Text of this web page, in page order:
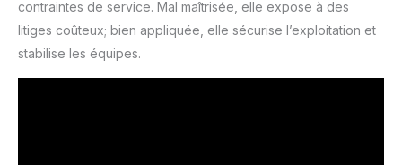
contraintes de service. Mal maîtrisée, elle expose à des
litiges coûteux; bien appliquée, elle sécurise l’exploitation et
stabilise les équipes.